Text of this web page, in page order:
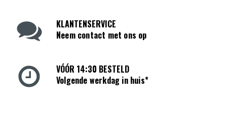
KLANTENSERVICE
Neem contact met ons op
VÓÓR 14:30 BESTELD
Volgende werkdag in huis*